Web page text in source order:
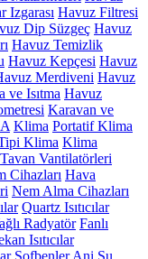
Izgarası Havuz Filtresi
Dip Süzgeç Havuz
Havuz Temizlik
Havuz Kepçesi Havuz
Merdiveni Havuz
ve Isıtma Havuz
Karavan ve
Klima Portatif Klima
Klima Klima
Tavan Vantilatörleri
Cihazları Hava
Nem Alma Cihazları
Quartz Isıtıcılar
Radyatör Fanlı
Isıtıcılar
Şofbenler Ani Su